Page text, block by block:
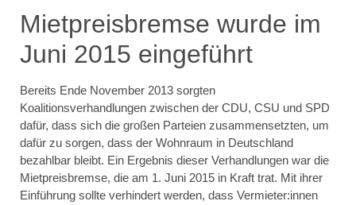
Mietpreisbremse wurde im
Juni 2015 eingeführt
Bereits Ende November 2013 sorgten
Koalitionsverhandlungen zwischen der CDU, CSU und SPD
dafür, dass sich die großen Parteien zusammensetzten, um
dafür zu sorgen, dass der Wohnraum in Deutschland
bezahlbar bleibt. Ein Ergebnis dieser Verhandlungen war die
Mietpreisbremse, die am 1. Juni 2015 in Kraft trat. Mit ihrer
Einführung sollte verhindert werden, dass Vermieter:innen